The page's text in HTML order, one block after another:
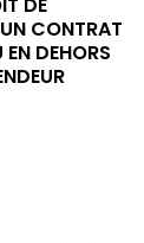
CONTRAT
DEHORS